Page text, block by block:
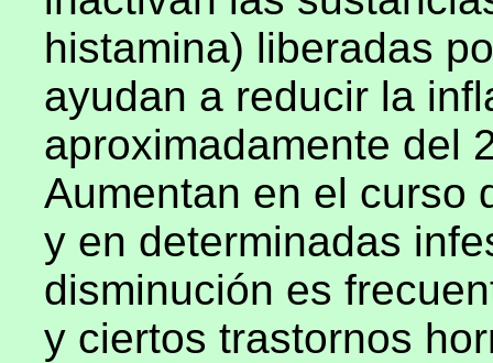
histamina) liberadas
ayudan a reducir la
aproximadamente del
Aumentan en el curso
y en determinadas
disminución es
y ciertos trastornos